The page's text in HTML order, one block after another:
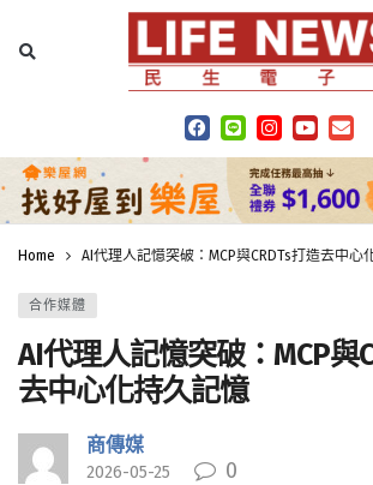
Home AI代理人記憶突破：MCP與CRDTs打造去中心
合作媒體
AI代理人記憶突破：MCP與
去中心化持久記憶
商傳媒
2026-05-25 0